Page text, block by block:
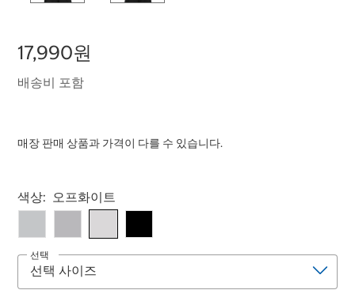
17,990원
배송비 포함
매장 판매 상품과 가격이 다를 수 있습니다.
Select product
색상: 오프화이트
선택